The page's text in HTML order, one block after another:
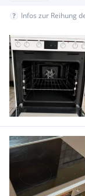
Infos zur Reihung